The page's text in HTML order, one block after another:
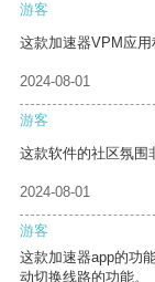
游客
这款加速器VPM应用
2024-08-01
游客
这款软件的社区氛围
2024-08-01
游客
这款加速器app的功
动切换线路的功能。